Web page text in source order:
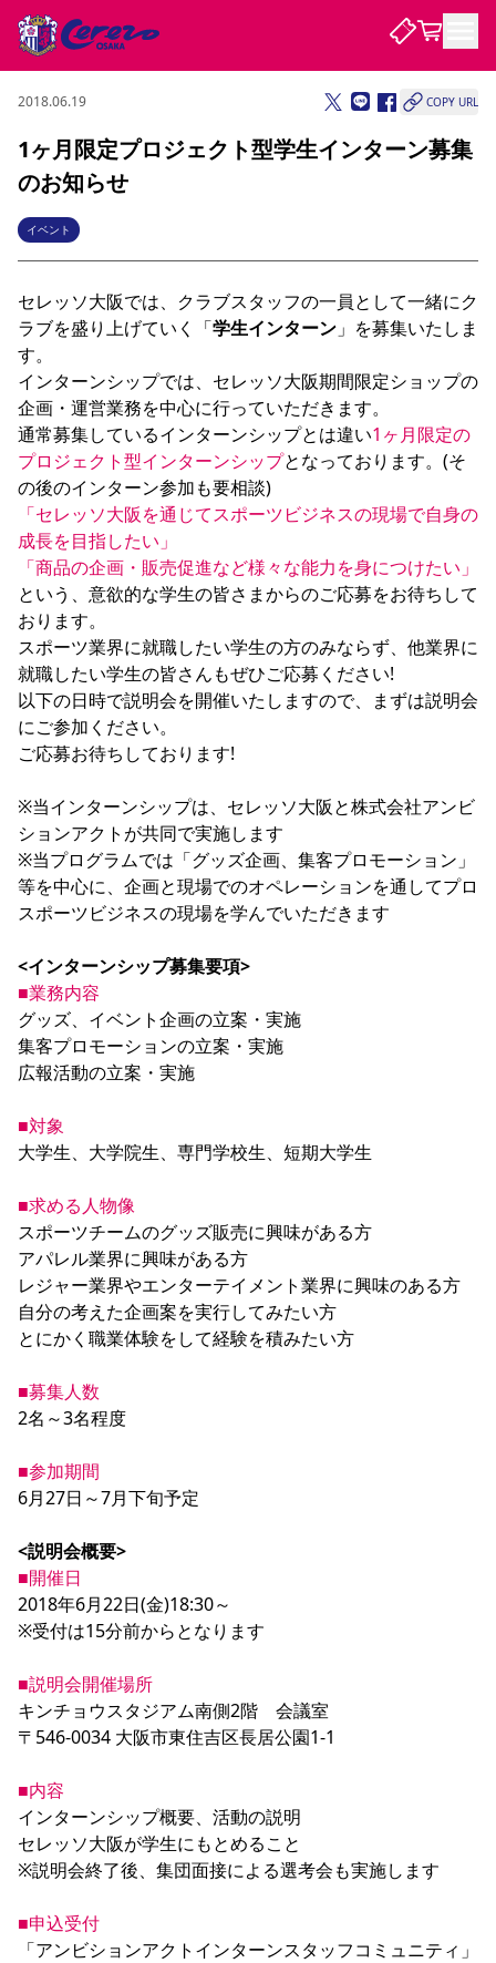
試合・チーム
試合について
試合日程 / 結果
チームについて
選手・スタッフ スケジュール メディア情報 アクセス
レディース
アカデミー
ハナサカプレーヤー 歴代所属選手
観戦する
チケット
チケット情報 販売スケジュール 価格・席種 購入方法
シーズンシート 法人シーズンシート 福祉サービス
団体チケット
特定興行入場券
譲渡サービス リセールサービス
観戦ガイド
初めて観戦ガイド キッズ向けサービス グルメ
マッチデープログラム
観戦マナー&ルール ビジターサポーター観戦ガイド 公式アプリ
スタジアム
YANMAR HANASAKA STADIUM
DAZNで観戦
DAZNで観戦
アウェイツアー
アウェイツアー
よくある質問
よくある質問
クラブを知る
セレッソ大阪について
クラブ紹介 沿革 シーズン記録 求人情報
サポートする
パートナー企業募集中 セレッソ大阪VISAカード サポートスタッフ
セレッソアイデアちょうだいな
応援商店街
Lise（ライセンスビジネス）
サステナビリティ
サステナビリティポリシー SDGsのゴール インパクトレポート
活動レポート SPORT POSITIVE LEAGUES 取り組み実績
スポーツクラブ
スポーツクラブ
関連団体/施設
長居公園 セレッソフットサルパーク
セレッソスポーツパーク舞洲 YANMAR HANASAKA STADIUM
大人のサッカースクール その他スポーツクラブ
ファンクラブ
ファンクラブ
SAKURA SOCIO 招待券引換方法 まいセレチケット
会員規定
婚姻届・出生届・命名書
ニュース
ニュース
すべて チーム グッズ チケット イベント
ファンクラブ
ホームタウン パートナー
レディース
アカデミー
2018.06.19 COPY URL
1ヶ月限定プロジェクト型学生インターン募集
のお知らせ
イベント
セレッソ大阪では、クラブスタッフの一員として一緒にク
ラブを盛り上げていく「学生インターン 」を募集いたしま
す。
インターンシップでは、セレッソ大阪期間限定ショップの
企画・運営業務を中心に行っていただきます。
通常募集しているインターンシップとは違い1ヶ月限定の
プロジェクト型インターンシップとなっております。(そ
「セレッソ大阪を通じてスポーツビジネスの現場で自身の
成長を目指したい」
「商品の企画・販売促進など様々な能力を身につけたい」
という、意欲的な学生の皆さまからのご応募をお待ちして
おります。
スポーツ業界に就職したい学生の方のみならず、他業界に
就職したい学生の皆さんもぜひご応募ください!
以下の日時で説明会を開催いたしますので、まずは説明会
にご参加ください。
ご応募お待ちしております!
※当インターンシップは、セレッソ大阪と株式会社アンビ
ションアクトが共同で実施します
※当プログラムでは「グッズ企画、集客プロモーション」
等を中心に、企画と現場でのオペレーションを通してプロ
スポーツビジネスの現場を学んでいただきます
<インターンシップ募集要項>
■業務内容
グッズ、イベント企画の立案・実施
集客プロモーションの立案・実施
広報活動の立案・実施
■対象
大学生、大学院生、専門学校生、短期大学生
■求める人物像
スポーツチームのグッズ販売に興味がある方
アパレル業界に興味がある方
レジャー業界やエンターテイメント業界に興味のある方
自分の考えた企画案を実行してみたい方
とにかく職業体験をして経験を積みたい方
■募集人数
2名～3名程度
■参加期間
6月27日～7月下旬予定
<説明会概要>
■開催日
2018年6月22日(金)18:30～
※受付は15分前からとなります
■説明会開催場所
キンチョウスタジアム南側2階　会議室
〒546-0034 大阪市東住吉区長居公園1-1
■内容
インターンシップ概要、活動の説明
セレッソ大阪が学生にもとめること
※説明会終了後、集団面接による選考会も実施します
■申込受付
「アンビションアクトインターンスタッフコミュニティ」